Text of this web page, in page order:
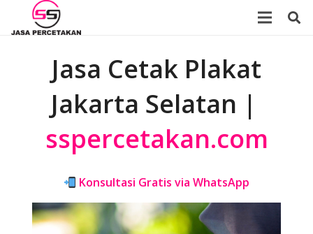
Jasa Cetak Plakat
Jakarta Selatan |
sspercetakan.com
Konsultasi Gratis via WhatsApp